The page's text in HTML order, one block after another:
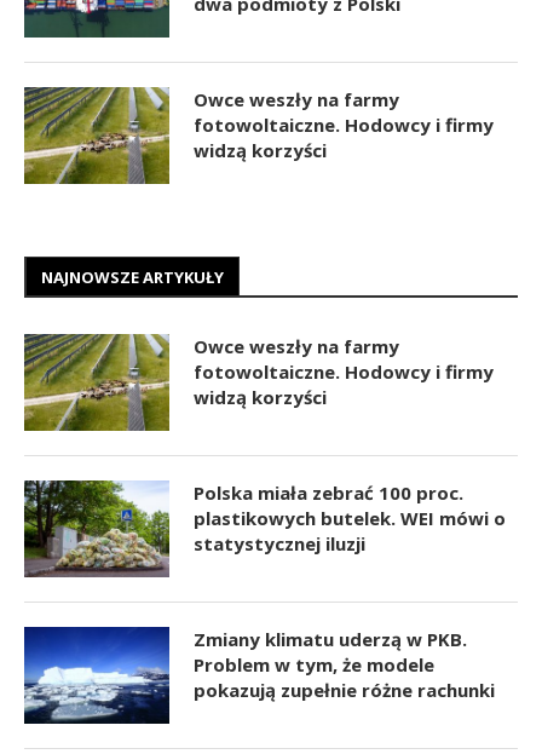
Owce weszły na farmy
fotowoltaiczne. Hodowcy i firmy
widzą korzyści
NAJNOWSZE ARTYKUŁY
Owce weszły na farmy
fotowoltaiczne. Hodowcy i firmy
widzą korzyści
Polska miała zebrać 100 proc.
plastikowych butelek. WEI mówi o
statystycznej iluzji
Zmiany klimatu uderzą w PKB.
Problem w tym, że modele
pokazują zupełnie różne rachunki